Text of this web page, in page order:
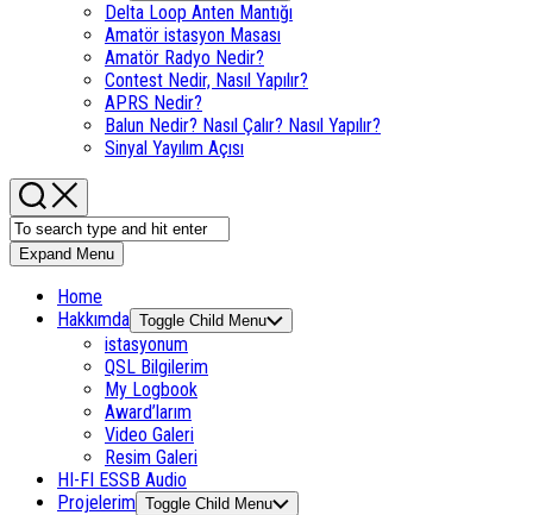
Delta Loop Anten Mantığı
Amatör istasyon Masası
Amatör Radyo Nedir?
Contest Nedir, Nasıl Yapılır?
APRS Nedir?
Balun Nedir? Nasıl Çalır? Nasıl Yapılır?
Sinyal Yayılım Açısı
Expand Menu
Home
Hakkımda Toggle Child Menu
istasyonum
QSL Bilgilerim
My Logbook
Award’larım
Video Galeri
Resim Galeri
HI-FI ESSB Audio
Projelerim Toggle Child Menu